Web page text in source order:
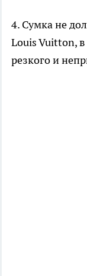
4. Сумка не
Louis Vuitton,
резкого и